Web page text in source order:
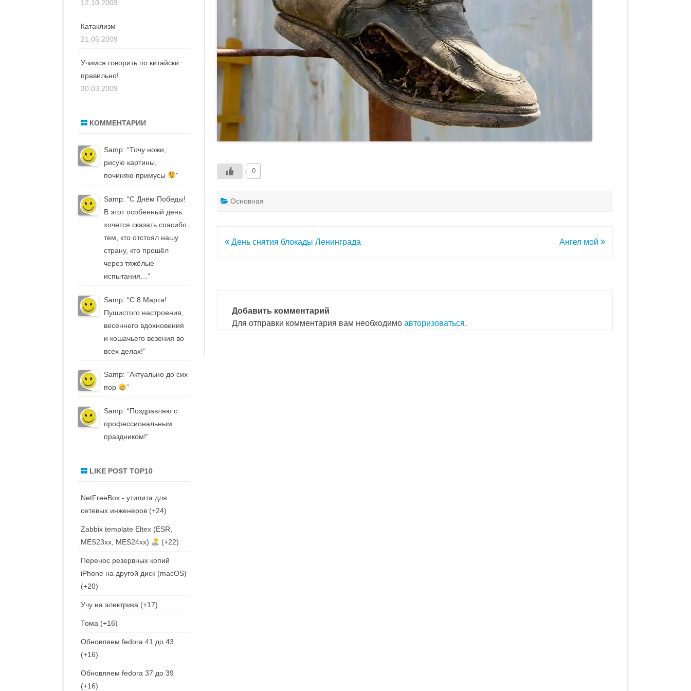
0
Основная
Навигация
День снятия блокады Ленинграда Ангел мой
Добавить комментарий
Для отправки комментария вам необходимоавторизоваться.
12.10.2009
Катаклизм
21.05.2009
Учимся говорить по китайски
правильно!
30.03.2009
КОММЕНТАРИИ
Samp: “Точу ножи,
рисую картины,
починяю примусы
”
Samp: “С Днём Победы!
В этот особенный день
хочется сказать спасибо
тем, кто отстоял нашу
страну, кто прошёл
через тяжёлые
испытания… ”
Samp: “С 8 Марта!
Пушистого настроения,
весеннего вдохновения
и кошачьего везения во
всех делах!”
Samp: “Актуально до сих
пор
”
Samp: “Поздравляю с
профессиональным
праздником!”
LIKE POST TOP10
NetFreeBox - утилита для
сетевых инженеров +24
Zabbix template Eltex (ESR,
MES23xx, MES24xx)
+22
Перенос резервных копий
iPhone на другой диск (macOS)
+20
Учу на электрика +17
Тома +16
Обновляем fedora 41 до 43
+16
Обновляем fedora 37 до 39
+16